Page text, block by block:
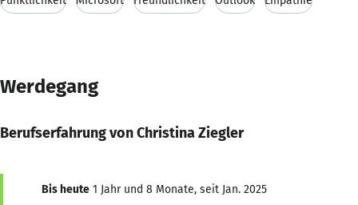
Werdegang
Berufserfahrung von Christina Ziegler
Bis heute 1 Jahr und 8 Monate, seit Jan. 2025